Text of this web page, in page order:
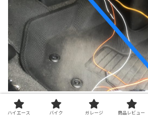
ハイエース バイク ガレージ 商品レビュー